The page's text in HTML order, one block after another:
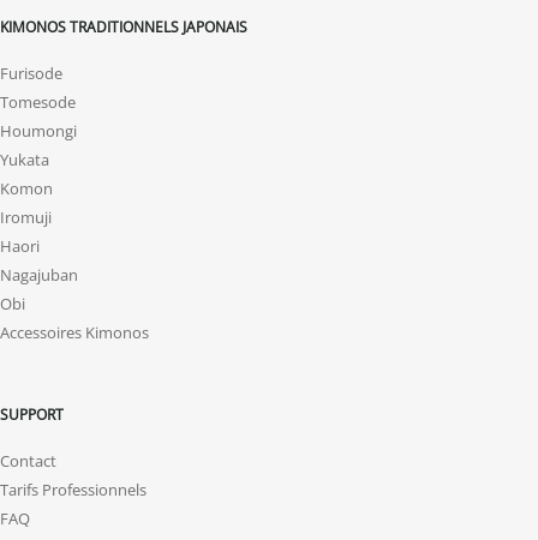
KIMONOS TRADITIONNELS JAPONAIS
Furisode
Tomesode
Houmongi
Yukata
Komon
Iromuji
Haori
Nagajuban
Obi
Accessoires Kimonos
SUPPORT
Contact
Tarifs Professionnels
FAQ